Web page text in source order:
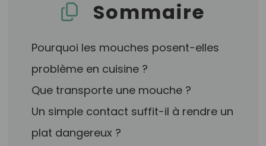
Sommaire
Pourquoi les mouches posent-elles
problème en cuisine ?
Que transporte une mouche ?
Un simple contact suffit-il à rendre un
plat dangereux ?